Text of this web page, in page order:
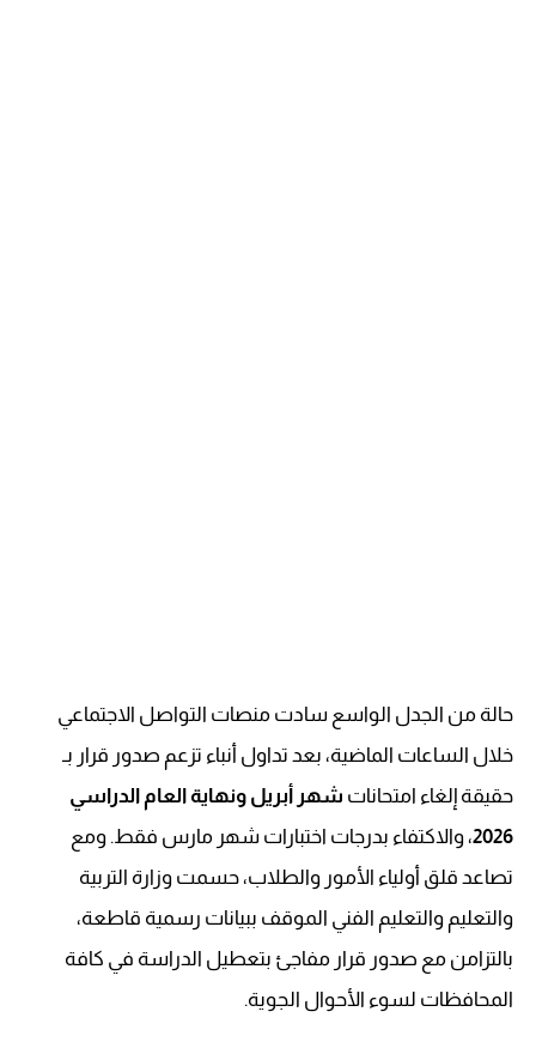
حالة من الجدل الواسع سادت منصات التواصل الاجتماعي
خلال الساعات الماضية، بعد تداول أنباء تزعم صدور قرار بـ
حقيقة إلغاء امتحانات شهر أبريل ونهاية العام الدراسي
2026، والاكتفاء بدرجات اختبارات شهر مارس فقط. ومع
تصاعد قلق أولياء الأمور والطلاب، حسمت وزارة التربية
والتعليم والتعليم الفني الموقف ببيانات رسمية قاطعة،
بالتزامن مع صدور قرار مفاجئ بتعطيل الدراسة في كافة
المحافظات لسوء الأحوال الجوية.